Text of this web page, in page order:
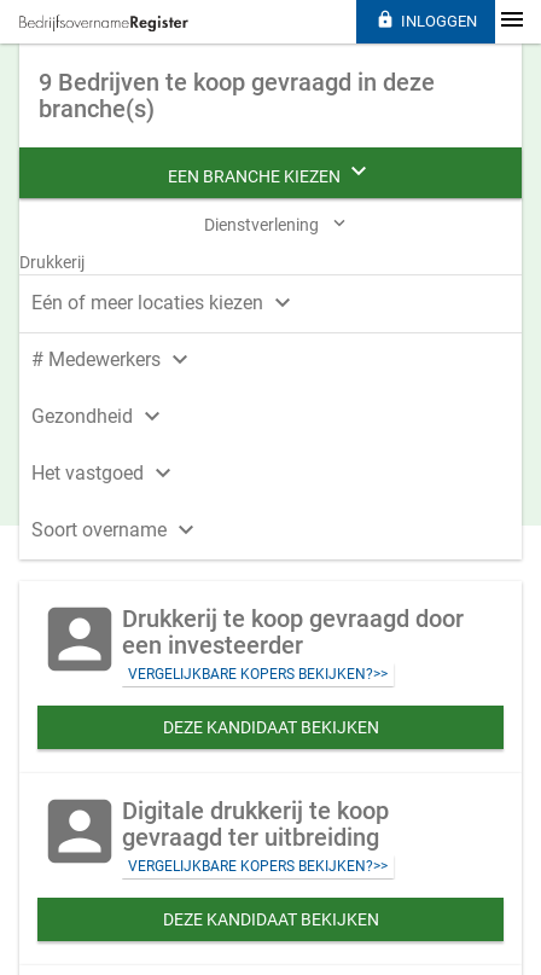
9 Bedrijven te koop gevraagd in deze
branche(s)
EEN BRANCHE KIEZEN 
Dienstverlening 
Drukkerij
Eén of meer locaties kiezen 
# Medewerkers 
Gezondheid 
Het vastgoed 
Soort overname 
account_box Drukkerij te koop gevraagd door
een investeerder
VERGELIJKBARE KOPERS BEKIJKEN?>>
DEZE KANDIDAAT BEKIJKEN
account_box Digitale drukkerij te koop
gevraagd ter uitbreiding
VERGELIJKBARE KOPERS BEKIJKEN?>>
DEZE KANDIDAAT BEKIJKEN
 INLOGGEN